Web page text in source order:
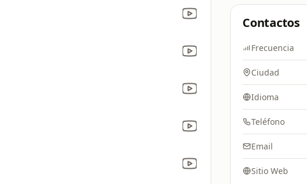
Contactos
Frecuencia
Ciudad
Idioma
Teléfono
Email
Sitio Web